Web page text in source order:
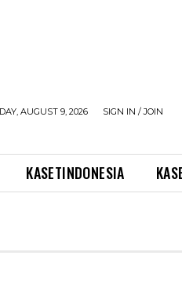
AUGUST 9, 2026 SIGN IN / JOIN
KASETINDONESIA